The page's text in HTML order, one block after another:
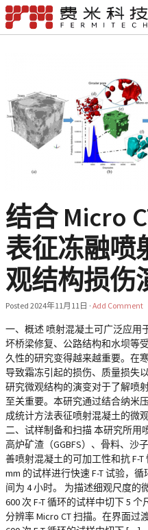
结合 Micro
表征冻融喷
观结构损伤
Posted 2024年11月11日 · Add Comment
一、概述 喷射混凝土可广泛应用
坏桥梁修复、公路结构和水坝等
久性的研究变得越来越重要。在
导致霜冻引起的损伤、质量损失
研究微观结构的演变对于了解喷
至关重要。本研究通过结合纳米
成统计方法表征喷射混凝土的微
二、试样制备和扫描 本研究所用
高炉矿渣（GGBFS）、骨料、沙
善喷射混凝土的可加工性和抗 F-T
mm 的试样进行快速 F-T 试验，
间为 4 小时。 为描述细观尺度的
600 次 F-T 循环的试样中切下 5 个
分辨率 Micro CT 扫描。在界面过